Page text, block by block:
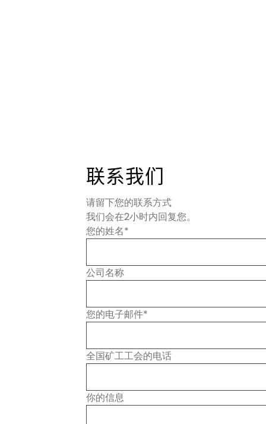
联系我们
请留下您的联系方式
我们会在2小时内回复您。
您的姓名*
公司名称
您的电子邮件*
全国矿工工会的电话
你的信息